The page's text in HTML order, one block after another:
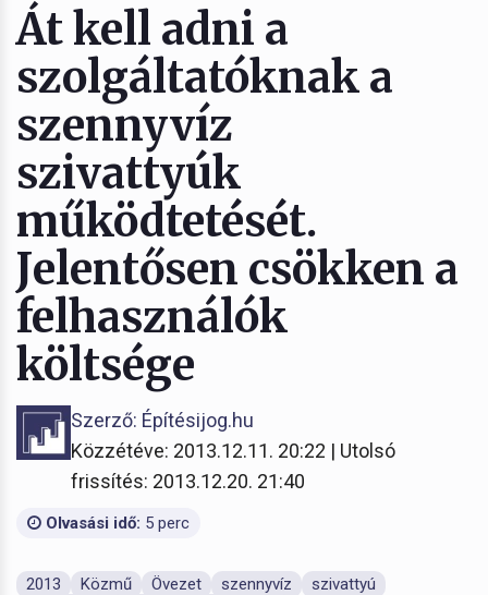
Át kell adni a
szolgáltatóknak a
szennyvíz
szivattyúk
működtetését.
Jelentősen csökken a
felhasználók
költsége
Szerző: Építésijog.hu
Közzétéve: 2013.12.11. 20:22 | Utolsó
frissítés: 2013.12.20. 21:40
Olvasási idő: 5 perc
2013 Közmű Övezet szennyvíz
szivattyú